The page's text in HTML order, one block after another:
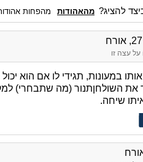
להציג? מהאהודות מהפחות
על עצה זו
במעונות, תגידי לו אם הוא יכול
את השולחןתנור (מה שתבחרי)
שיחה.